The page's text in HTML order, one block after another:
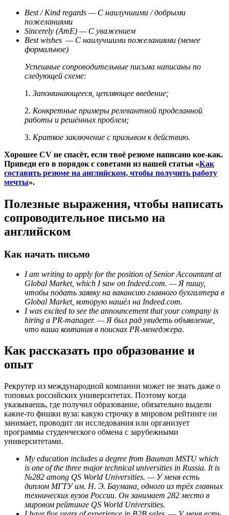
Best / Kind regards — С наилучшими / добрыми
пожеланиями
Sincerely (AmE) — С уважением
Best wishes — С наилучшими пожеланиями (менее
формальное)
Успешные сопроводительные письма написаны по
следующей схеме:
1. Запоминающееся, цепляющее введение;
2. Конкретные примеры релевантной проделанной
работы и решённых проблем;
3. Краткое заключение с призывом к действию.
Хорошее CV не спасёт, если твоё резюме написано кое-как.
Приведи его в порядок с советами из нашей статьи «Как
составить резюме на английском, чтобы получить работу
мечты».
Полезные выражения, чтобы написать
сопроводительное письмо на
английском
Как начать письмо
I am writing to apply for the position of Senior Accountant at
Global Market, which I saw on Indeed.com. — Я пишу,
чтобы подать заявку на вакансию главного бухгалтера в
Global Market, которую нашёл на Indeed.com.
I was excited to see the announcement that your company is
hiring a PR-manager. — Я был рад увидеть объявление,
что ваша компания в поисках PR-менеджера.
Как рассказать про образование и
опыт
Рекрутер из международной компании может не знать даже о
топовых российских университетах. Поэтому когда
указываешь, где получил образование, обязательно выдели
какие-то фишки вуза: какую строчку в мировом рейтинге он
занимает, проводит ли исследования или организует
программы студенческого обмена с зарубежными
университетами.
My education includes a degree from Bauman MSTU which
is one of the three major technical universities in Russia. It is
№282 among QS World Universities. — У меня есть
диплом МГТУ им. Н. Э. Баумана, одного из трёх главных
технических вузов России. Он занимает 282 место в
мировом рейтинге QS World Universities.